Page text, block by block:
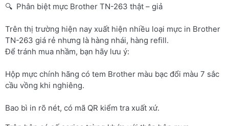
🔍 Phân biệt mực Brother TN-263 thật – giả
Trên thị trường hiện nay xuất hiện nhiều loại mực in Brother
TN-263 giá rẻ nhưng là hàng nhái, hàng refill.
Để tránh mua nhầm, bạn hãy lưu ý:
Hộp mực chính hãng có tem Brother màu bạc đổi màu 7 sắc
cầu vồng khi nghiêng.
Bao bì in rõ nét, có mã QR kiểm tra xuất xứ.